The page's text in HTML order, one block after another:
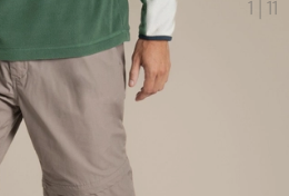
1 11